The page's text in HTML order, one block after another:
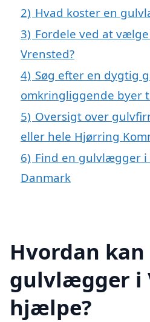
2) Hvad koster en
3) Fordele ved at
Vrensted?
4) Søg efter en dygtig
omkringliggende byer
5) Oversigt over
eller hele Hjørring
6) Find en gulvlægger i
Danmark
Hvordan kan
gulvlægger i
hjælpe?